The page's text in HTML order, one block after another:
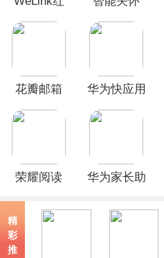
花瓣邮箱
华为快应用
荣耀阅读
华为家长助
精
彩
推